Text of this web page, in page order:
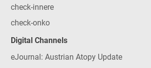
check-innere
check-onko
Digital Channels
eJournal: Austrian Atopy Update